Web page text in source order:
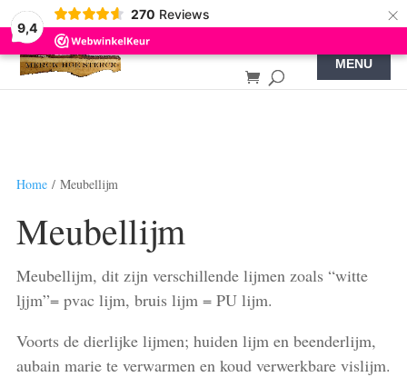
9,4
270 Reviews ×
Home/ Meubellijm
Meubellijm
Meubellijm, dit zijn verschillende lijmen zoals “witte
ljjm”= pvac lijm, bruis lijm = PU lijm.
Voorts de dierlijke lijmen; huiden lijm en beenderlijm,
aubain marie te verwarmen en koud verwerkbare vislijm.